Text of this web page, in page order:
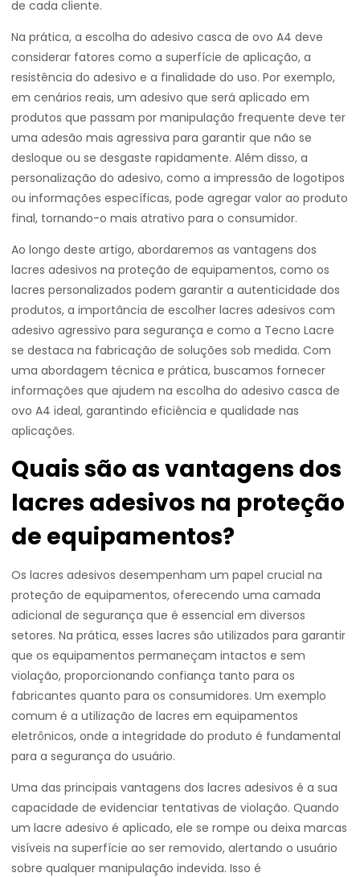
de cada cliente.
Na prática, a escolha do adesivo casca de ovo A4 deve
considerar fatores como a superfície de aplicação, a
resistência do adesivo e a finalidade do uso. Por exemplo,
em cenários reais, um adesivo que será aplicado em
produtos que passam por manipulação frequente deve ter
uma adesão mais agressiva para garantir que não se
desloque ou se desgaste rapidamente. Além disso, a
personalização do adesivo, como a impressão de logotipos
ou informações específicas, pode agregar valor ao produto
final, tornando-o mais atrativo para o consumidor.
Ao longo deste artigo, abordaremos as vantagens dos
lacres adesivos na proteção de equipamentos, como os
lacres personalizados podem garantir a autenticidade dos
produtos, a importância de escolher lacres adesivos com
adesivo agressivo para segurança e como a Tecno Lacre
se destaca na fabricação de soluções sob medida. Com
uma abordagem técnica e prática, buscamos fornecer
informações que ajudem na escolha do adesivo casca de
ovo A4 ideal, garantindo eficiência e qualidade nas
aplicações.
Quais são as vantagens dos
lacres adesivos na proteção
de equipamentos?
Os lacres adesivos desempenham um papel crucial na
proteção de equipamentos, oferecendo uma camada
adicional de segurança que é essencial em diversos
setores. Na prática, esses lacres são utilizados para garantir
que os equipamentos permaneçam intactos e sem
violação, proporcionando confiança tanto para os
fabricantes quanto para os consumidores. Um exemplo
comum é a utilização de lacres em equipamentos
eletrônicos, onde a integridade do produto é fundamental
para a segurança do usuário.
Uma das principais vantagens dos lacres adesivos é a sua
capacidade de evidenciar tentativas de violação. Quando
um lacre adesivo é aplicado, ele se rompe ou deixa marcas
visíveis na superfície ao ser removido, alertando o usuário
sobre qualquer manipulação indevida. Isso é